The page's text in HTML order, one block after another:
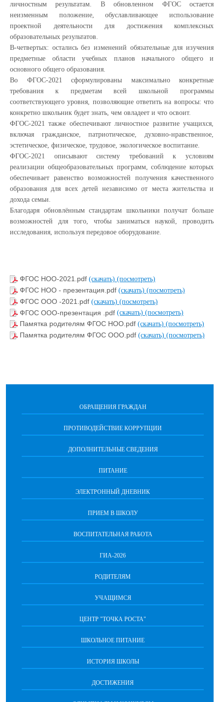
личностным результатам. В обновленном ФГОС остается
неизменным положение, обуславливающее использование
проектной деятельности для достижения комплексных
образовательных результатов.
В-четвертых: остались без изменений обязательные для изучения
предметные области учебных планов начального общего и
основного общего образования.
Во ФГОС-2021 сформулированы максимально конкретные
требования к предметам всей школьной программы
соответствующего уровня, позволяющие ответить на вопросы: что
конкретно школьник будет знать, чем овладеет и что освоит.
ФГОС-2021 также обеспечивают личностное развитие учащихся,
включая гражданское, патриотическое, духовно-нравственное,
эстетическое, физическое, трудовое, экологическое воспитание.
ФГОС-2021 описывают систему требований к условиям
реализации общеобразовательных программ, соблюдение которых
обеспечивает равенство возможностей получения качественного
образования для всех детей независимо от места жительства и
дохода семьи.
Благодаря обновлённым стандартам школьники получат больше
возможностей для того, чтобы заниматься наукой, проводить
исследования, используя передовое оборудование.
ФГОС НОО-2021.pdf (скачать) (посмотреть)
ФГОС НОО - презентация.pdf (скачать) (посмотреть)
ФГОС ООО -2021.pdf (скачать) (посмотреть)
ФГОС ООО-презентация .pdf (скачать) (посмотреть)
Памятка родителям ФГОС НОО.pdf (скачать) (посмотреть)
Памятка родителям ФГОС ООО.pdf (скачать) (посмотреть)
ОБРАЩЕНИЯ ГРАЖДАН
ПРОТИВОДЕЙСТВИЕ КОРРУПЦИИ
ДОПОЛНИТЕЛЬНЫЕ СВЕДЕНИЯ
ПИТАНИЕ
ЭЛЕКТРОННЫЙ ДНЕВНИК
ПРИЕМ В ШКОЛУ
ВОСПИТАТЕЛЬНАЯ РАБОТА
ГИА-2026
РОДИТЕЛЯМ
УЧАЩИМСЯ
ЦЕНТР "ТОЧКА РОСТА"
ШКОЛЬНОЕ ПИТАНИЕ
ИСТОРИЯ ШКОЛЫ
ДОСТИЖЕНИЯ